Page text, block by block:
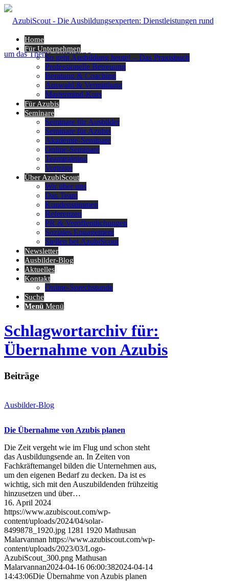
Home
Für Unternehmen
So geht Ausbildung heute! – Das Praxisbuch
Professionelle Betreuung
Beratung & Coaching
Auswahl & Vermittlung
Mastermind-Kurs
Für Azubis
Seminare
Seminare für Ausbilder
Seminare für Azubis
Akademie-Seminare
Online-Seminare
Teamtraining
Vorträge
Über AzubiScout
Wir über uns
Das Team
Kundenstimmen
Referenzen
PR & Veröffentlichungen
Soziales Engagement
Stellen bei AzubiScout
Newsletter
Ausbilder-Blog
Aktuelles
Kontakt
Online-Sprechstunde
Suche
Menü Menü
Schlagwortarchiv für:
Übernahme von Azubis
Beiträge
Ausbilder-Blog
Die Übernahme von Azubis planen
Die Zeit vergeht wie im Flug und schon steht
das Ausbildungsende an. In Zeiten von
Fachkräftemangel bilden die Unternehmen aus,
um den eigenen Bedarf zu decken. Da ist es
wichtig, sich mit den Auszubildenden frühzeitig
hinzusetzen und über…
16. April 2024
https://www.azubiscout.com/wp-
content/uploads/2024/04/solar-
8499878_1920.jpg 1281 1920 Mathusan
Malarvannan https://www.azubiscout.com/wp-
content/uploads/2023/03/Logo-
AzubiScout_300.png Mathusan
Malarvannan2024-04-16 06:00:382024-04-14
14:43:06Die Übernahme von Azubis planen